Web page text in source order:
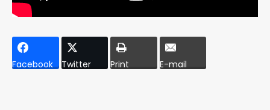
Facebook Twitter Print E-mail